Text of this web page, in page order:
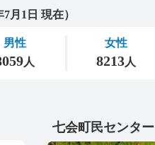
七会町民センター